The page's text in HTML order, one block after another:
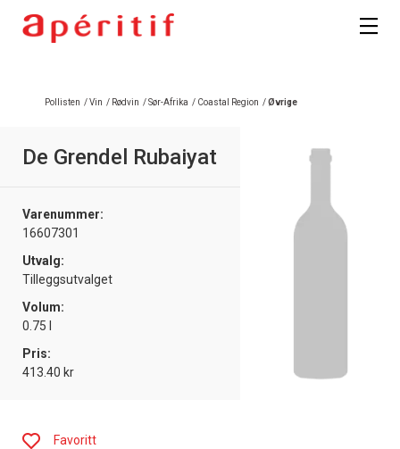
Pollisten /Vin / Rødvin /Sør-Afrika / Coastal Region /Øvrige
De Grendel Rubaiyat
Varenummer:
16607301
Utvalg:
Tilleggsutvalget
Volum:
0.75 l
Pris:
413.40 kr
Favoritt